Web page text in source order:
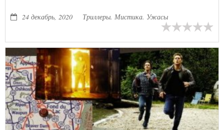
сборники рассказов «Red as Blood» (1984), «Dreams of Dark and
Light» (1987), «Night's Sorceries» (1988) номинировались на World
24 декабрь, 2020 Триллеры. Мистика. Ужасы